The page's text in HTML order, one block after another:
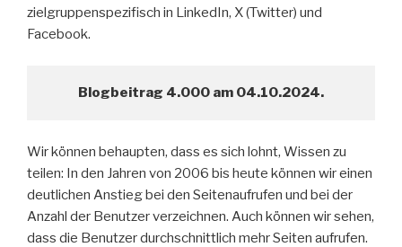
zielgruppenspezifisch in LinkedIn, X (Twitter) und
Facebook.
Blogbeitrag 4.000 am 04.10.2024.
Wir können behaupten, dass es sich lohnt, Wissen zu
teilen: In den Jahren von 2006 bis heute können wir einen
deutlichen Anstieg bei den Seitenaufrufen und bei der
Anzahl der Benutzer verzeichnen. Auch können wir sehen,
dass die Benutzer durchschnittlich mehr Seiten aufrufen.